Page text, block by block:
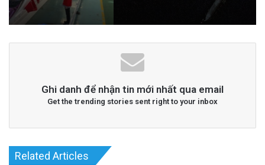
Ghi danh để nhận tin mới nhất qua email
Get the trending stories sent right to your inbox
Related Articles